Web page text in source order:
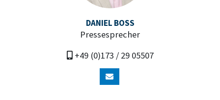
DANIEL BOSS
Pressesprecher
+49 (0)173 / 29 05507